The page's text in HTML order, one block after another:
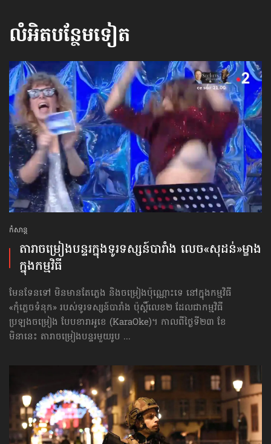
លំអិតបន្ថែមទៀត
កំសាន្ដ
តារាចម្រៀងបន្ទរក្នុងទូរទស្សន៍បារាំង លេច«សុដន់»ម្ខាង
ក្នុងកម្មវិធី
មែនទែនទៅ មិនមានតែភ្លេង និងចម្រៀងប៉ុណ្ណោះទេ នៅក្នុងកម្មវិធី
«កុំភ្លេចទំនុក» របស់ទូរទស្សន៍បារាំង ប៉ុស្ដិ៍លេខ២ ដែលជាកម្មវិធី
ប្រឡងចម្រៀង បែបខារាអូខេ (KaraOke)។ កាលពីថ្ងៃទី២៣ ខែ
មិនានេះ តារាចម្រៀងបន្ទរមួយរូប ...